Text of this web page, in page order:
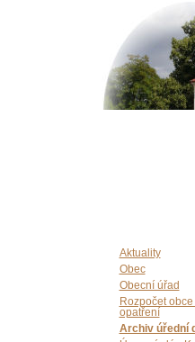
Aktuality
Obec
Obecní úřad
Rozpočet
opatření
Archiv úřední